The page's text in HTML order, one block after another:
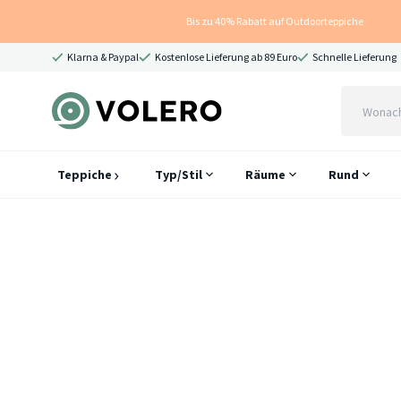
Bis zu 40% Rabatt auf Outdoorteppiche
Klarna & Paypal Kostenlose Lieferung ab 89 Euro Schnelle Lieferung
Teppiche Typ/Stil Räume Rund